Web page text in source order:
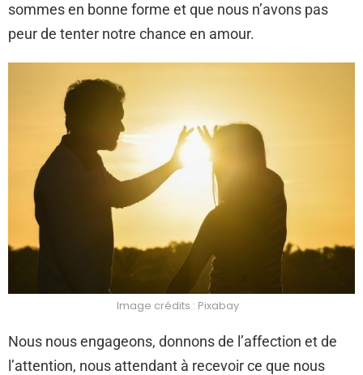
sommes en bonne forme et que nous n’avons pas
peur de tenter notre chance en amour.
Image crédits : Pixabay
Nous nous engageons, donnons de l’affection et de
l’attention, nous attendant à recevoir ce que nous